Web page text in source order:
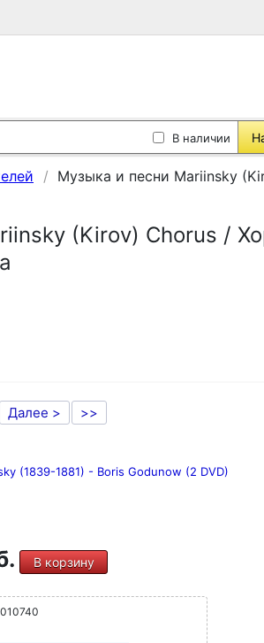
В наличии
Музыка и песни Mariinsky
(Kirov) Chorus /
Далее > >>
(1839-1881) - Boris Godunow (2 DVD)
В корзину